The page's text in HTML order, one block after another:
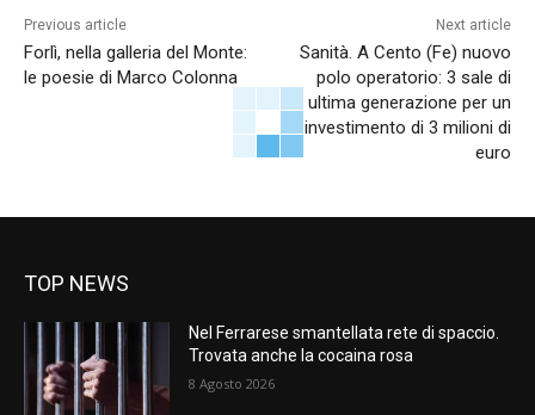
Previous article
Forlì, nella galleria del Monte:
le poesie di Marco Colonna
Next article
Sanità. A Cento (Fe) nuovo
polo operatorio: 3 sale di
ultima generazione per un
investimento di 3 milioni di
euro
TOP NEWS
Nel Ferrarese smantellata rete di spaccio.
Trovata anche la cocaina rosa
8 Agosto 2026